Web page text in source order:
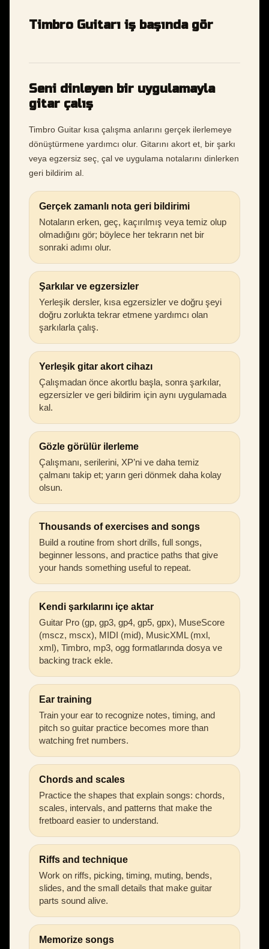
Timbro Guitarı iş başında gör
Seni dinleyen bir uygulamayla
gitar çalış
Timbro Guitar kısa çalışma anlarını gerçek ilerlemeye
dönüştürmene yardımcı olur. Gitarını akort et, bir şarkı
veya egzersiz seç, çal ve uygulama notalarını dinlerken
geri bildirim al.
Gerçek zamanlı nota geri bildirimi
Notaların erken, geç, kaçırılmış veya temiz olup
olmadığını gör; böylece her tekrarın net bir
sonraki adımı olur.
Şarkılar ve egzersizler
Yerleşik dersler, kısa egzersizler ve doğru şeyi
doğru zorlukta tekrar etmene yardımcı olan
şarkılarla çalış.
Yerleşik gitar akort cihazı
Çalışmadan önce akortlu başla, sonra şarkılar,
egzersizler ve geri bildirim için aynı uygulamada
kal.
Gözle görülür ilerleme
Çalışmanı, serilerini, XP’ni ve daha temiz
çalmanı takip et; yarın geri dönmek daha kolay
olsun.
Thousands of exercises and songs
Build a routine from short drills, full songs,
beginner lessons, and practice paths that give
your hands something useful to repeat.
Kendi şarkılarını içe aktar
Guitar Pro (gp, gp3, gp4, gp5, gpx), MuseScore
(mscz, mscx), MIDI (mid), MusicXML (mxl,
xml), Timbro, mp3, ogg formatlarında dosya ve
backing track ekle.
Ear training
Train your ear to recognize notes, timing, and
pitch so guitar practice becomes more than
watching fret numbers.
Chords and scales
Practice the shapes that explain songs: chords,
scales, intervals, and patterns that make the
fretboard easier to understand.
Riffs and technique
Work on riffs, picking, timing, muting, bends,
slides, and the small details that make guitar
parts sound alive.
Memorize songs